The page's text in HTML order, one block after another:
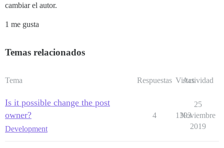
cambiar el autor.
1 me gusta
Temas relacionados
Tema Respuestas Vistas
Actividad
Is it possible change the post
owner?
Development
4 1393
25
Noviembre
2019